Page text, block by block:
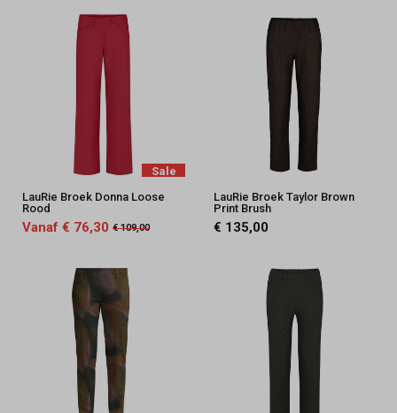
Sale
LauRie Broek Donna Loose
Rood
Vanaf € 76,30 € 109,00
LauRie Broek Taylor Brown
Print Brush
€ 135,00